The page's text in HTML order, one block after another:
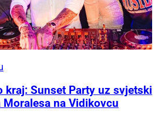
kraj: Sunset Party uz svjetski
Moralesa na Vidikovcu